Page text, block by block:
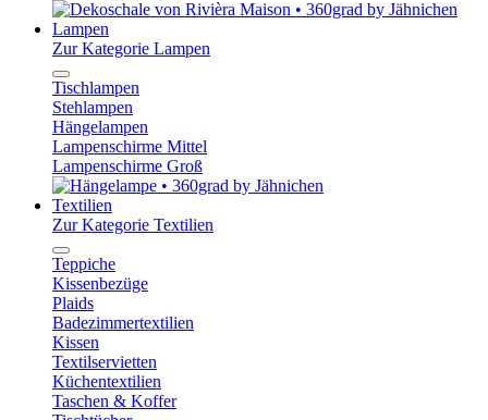
Lampen
Zur Kategorie Lampen
Tischlampen
Stehlampen
Hängelampen
Lampenschirme Mittel
Lampenschirme Groß
Textilien
Zur Kategorie Textilien
Teppiche
Kissenbezüge
Plaids
Badezimmertextilien
Kissen
Textilservietten
Küchentextilien
Taschen & Koffer